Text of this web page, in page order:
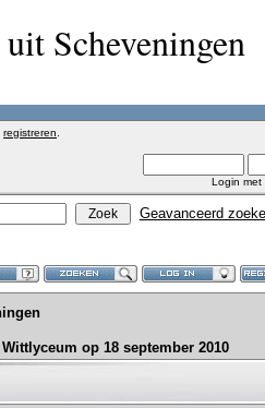
Scheveningen
registreren
Login met
Geavanceerd
op 18 september 2010